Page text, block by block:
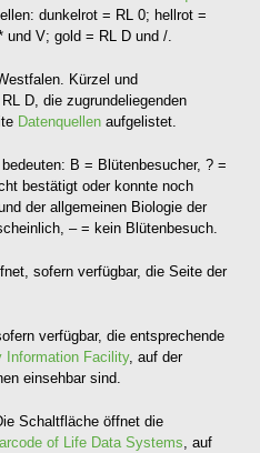
dunkelrot = RL 0; hellrot =
und V; gold = RL D und /.
Kürzel und
D, die zugrundeliegenden
Datenquellenaufgelistet.
B = Blütenbesucher, ? =
bestätigt oder konnte noch
der allgemeinen Biologie der
– = kein Blütenbesuch.
sofern verfügbar, die Seite der
verfügbar, die entsprechende
Information Facility, auf der
einsehbar sind.
Schaltfläche öffnet die
of Life Data Systems, auf